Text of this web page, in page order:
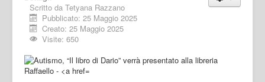
Scritto da Tetyana Razzano
Pubblicato: 25 Maggio 2025
Creato: 25 Maggio 2025
Visite: 650